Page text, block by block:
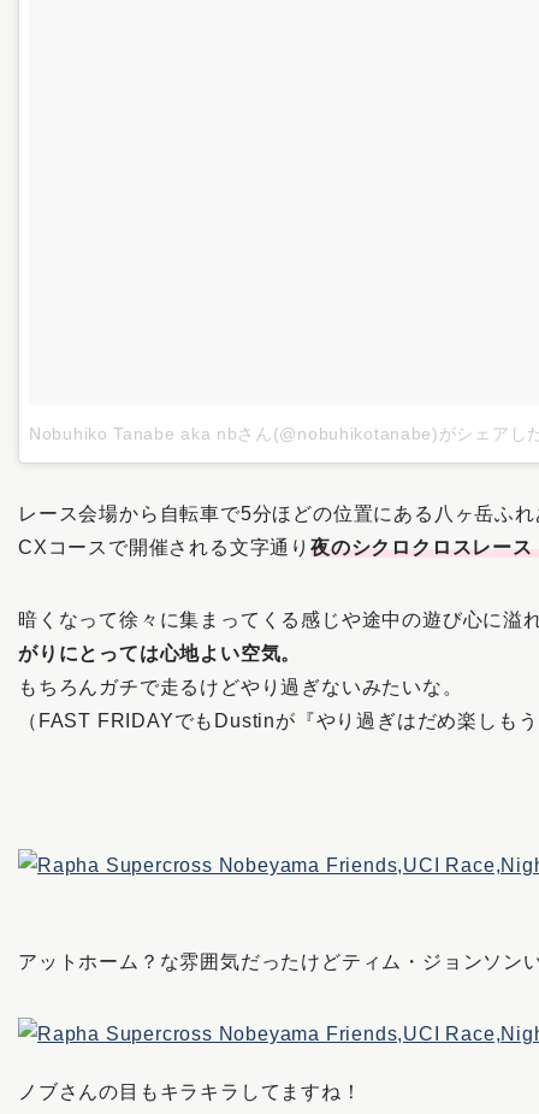
Nobuhiko Tanabe aka nbさん(@nobuhikotanabe)がシェアし
レース会場から自転車で5分ほどの位置にある八ヶ岳ふ
CXコースで開催される文字通り 夜のシクロクロスレース
暗くなって徐々に集まってくる感じや途中の遊び心に溢
がりにとっては心地よい空気。
もちろんガチで走るけどやり過ぎないみたいな。
（FAST FRIDAYでもDustinが『やり過ぎはだめ楽しも
アットホーム？な雰囲気だったけどティム・ジョンソン
ノブさんの目もキラキラしてますね！